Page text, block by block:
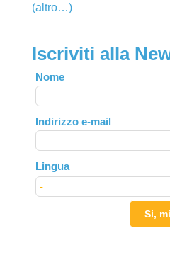
(altro…)
Iscriviti alla
Leave
this
field
blank
Nome
Indirizzo e-mail
Lingua
Si,